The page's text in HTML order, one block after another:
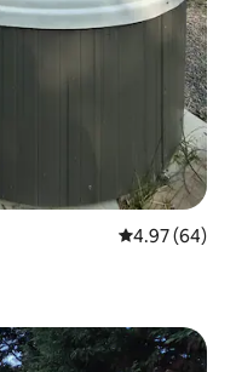
คะแนนเฉลี่ย
4.97 (64)